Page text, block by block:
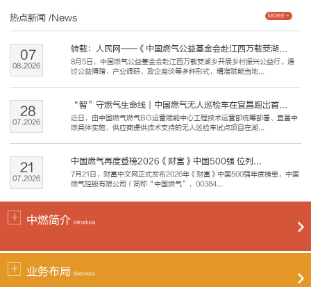
热点新闻 /News
转载：人民网——《中国燃气公益基金会赴江西万载茭湖...
8月5日，中国燃气公益基金会赴江西万载茭湖乡开展乡村振兴公益行。通
过公益捐赠、产业调研、政企座谈等多种形式，精准赋能当地...
08.2026
07
“智”守燃气生命线｜中国燃气无人巡检车在宜昌跑出首...
近日，由中国燃气燃气BG运营赋能中心工程技术运营部统筹部署、宜昌中
燃具体实施、供应商提供技术支持的无人巡检车试点项目在湖...
07.2026
28
中国燃气再度登榜2026《财富》中国500强 位列...
7月21日，财富中文网正式发布2026年《财富》中国500强年度榜单，中国
燃气控股有限公司（简称“中国燃气”，00384...
07.2026
21
MORE +
中燃简介 Introduce
业务布局 Business